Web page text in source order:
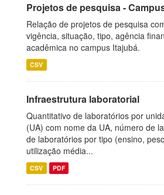
Projetos de pesquisa -
Relação de projetos de pesquisa
vigência, situação, tipo, agência
acadêmica no campus Itajubá.
CSV
Infraestrutura laboratorial
Quantitativo de laboratórios por
(UA) com nome da UA, número de
de laboratórios por tipo (ensino,
utilização média...
CSV PDF